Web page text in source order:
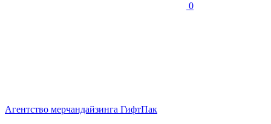
0
Агентство мерчандайзинга ГифтПак